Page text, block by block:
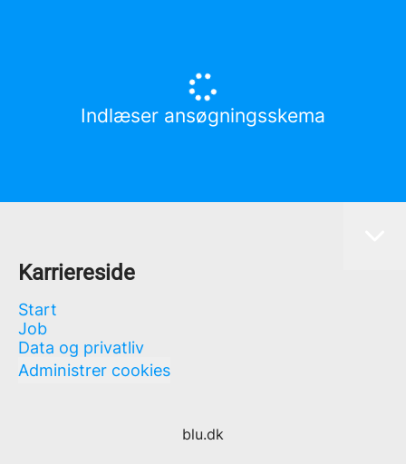
Indlæser ansøgningsskema
Karriereside
Start
Job
Data og privatliv
Administrer cookies
blu.dk